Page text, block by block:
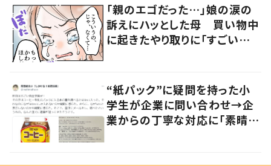
「親のエゴだった…」娘の涙の
訴えにハッとした母 買い物中
に起きたやり取りに「すごい分
“紙パック”に疑問を持った小
学生が企業に問い合わせ→企
業からの丁寧な対応に「素晴ら